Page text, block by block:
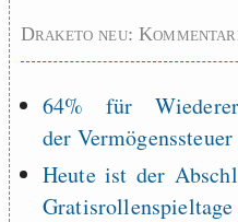
Draketo neu:
64% für
der Vermögenssteuer
Heute ist der